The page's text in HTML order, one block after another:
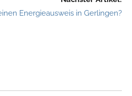
Energieausweis in Gerlingen?